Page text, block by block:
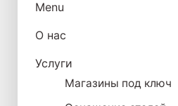
Menu
О нас
Услуги
Магазины под ключ